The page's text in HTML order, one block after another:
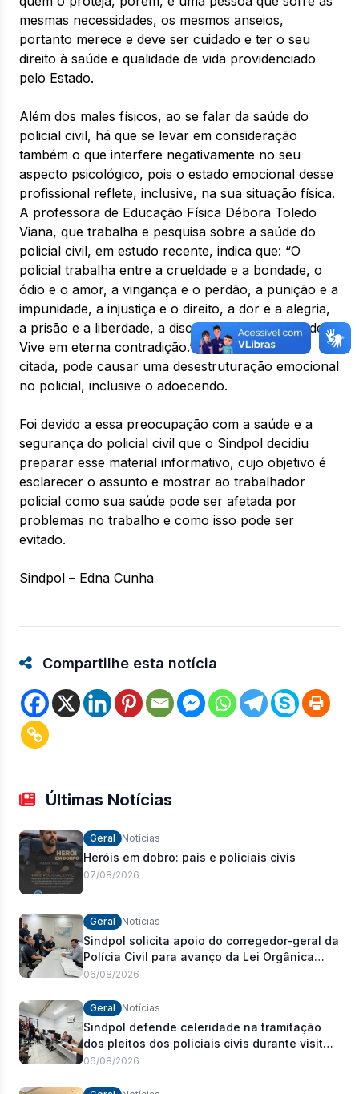
mesmas necessidades, os mesmos anseios,
portanto merece e deve ser cuidado e ter o seu
direito à saúde e qualidade de vida providenciado
pelo Estado.
Além dos males físicos, ao se falar da saúde do
policial civil, há que se levar em consideração
também o que interfere negativamente no seu
aspecto psicológico, pois o estado emocional desse
profissional reflete, inclusive, na sua situação física.
A professora de Educação Física Débora Toledo
Viana, que trabalha e pesquisa sobre a saúde do
policial civil, em estudo recente, indica que: “O
policial trabalha entre a crueldade e a bondade, o
ódio e o amor, a vingança e o perdão, a punição e a
impunidade, a injustiça e o direito, a dor e a alegria,
a prisão e a liberdade, a discriminação e igualdade.
Vive em eterna contradição.” Essa contradição
citada, pode causar uma desestruturação emocional
no policial, inclusive o adoecendo.
Foi devido a essa preocupação com a saúde e a
segurança do policial civil que o Sindpol decidiu
preparar esse material informativo, cujo objetivo é
esclarecer o assunto e mostrar ao trabalhador
policial como sua saúde pode ser afetada por
problemas no trabalho e como isso pode ser
evitado.
Sindpol – Edna Cunha
Compartilhe esta notícia
Últimas Notícias
Geral Notícias
Heróis em dobro: pais e policiais civis
07/08/2026
Geral Notícias
Sindpol solicita apoio do corregedor-geral da
Polícia Civil para avanço da Lei Orgânica
Estadual
06/08/2026
Geral Notícias
Sindpol defende celeridade na tramitação
dos pleitos dos policiais civis durante visita
às delegacias
06/08/2026